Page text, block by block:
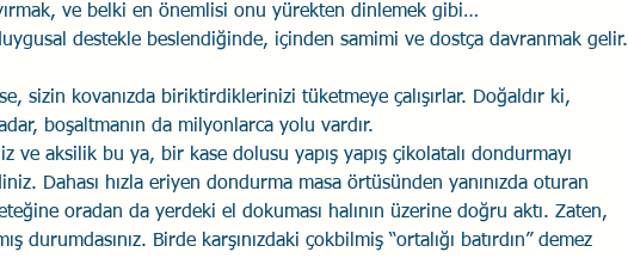
ve belki en önemlisi onu yürekten dinlemek gibi…
destekle beslendiğinde, içinden samimi ve dostça davranmak gelir.
sizin kovanızda biriktirdiklerinizi tüketmeye çalışırlar. Doğaldır ki,
boşaltmanın da milyonlarca yolu vardır.
ve aksilik bu ya, bir kase dolusu yapış yapış çikolatalı dondurmayı
Dahası hızla eriyen dondurma masa örtüsünden yanınızda oturan
oradan da yerdeki el dokuması halının üzerine doğru aktı. Zaten,
durumdasınız. Birde karşınızdaki çokbilmiş “ortalığı batırdın” demez